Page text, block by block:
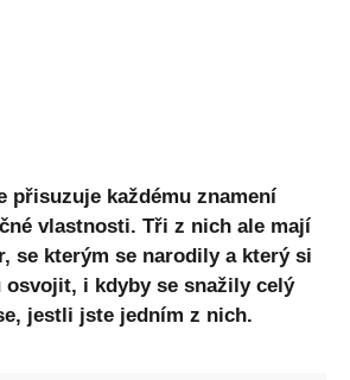
přisuzuje každému znamení
vlastnosti. Tři z nich ale mají
se kterým se narodily a který si
osvojit, i kdyby se snažily celý
jestli jste jedním z nich.